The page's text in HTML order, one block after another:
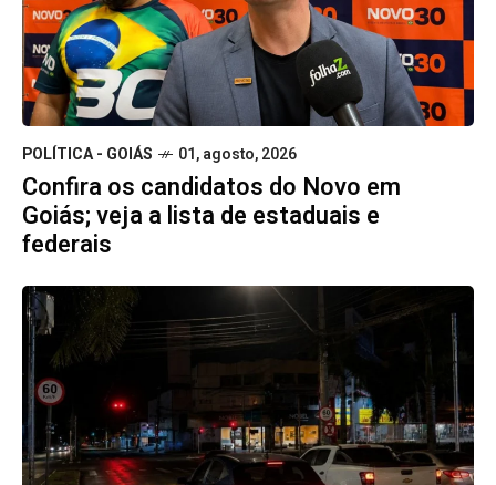
POLÍTICA - GOIÁS 01, agosto, 2026
Confira os candidatos do Novo em
Goiás; veja a lista de estaduais e
federais